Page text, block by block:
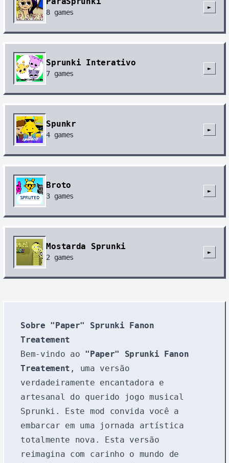
8 games
►
Sprunki Interativo
7 games
►
Spunkr
4 games
►
Broto
3 games
►
Mostarda Sprunki
2 games
►
Sobre "Paper" Sprunki Fanon
Treatement
Bem-vindo ao "Paper" Sprunki Fanon
Treatement , uma versão
verdadeiramente encantadora e
artesanal do querido jogo musical
Sprunki. Este mod convida você a
embarcar em uma jornada artística
totalmente nova. Esta versão
reimagina com carinho o mundo de